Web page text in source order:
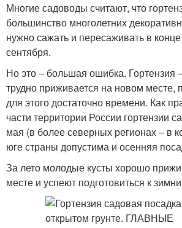
Многие садоводы считают, что
большинство многолетних
нужно сажать и пересаживать в
сентября.
Но это – большая ошибка. Гортензия
трудно приживается на новом месте,
для этого достаточно времени. Как
части территории России гортензии
мая (в более северных регионах – в
юге страны допустима и осенняя
За лето молодые кусты хорошо
месте и успеют подготовиться к